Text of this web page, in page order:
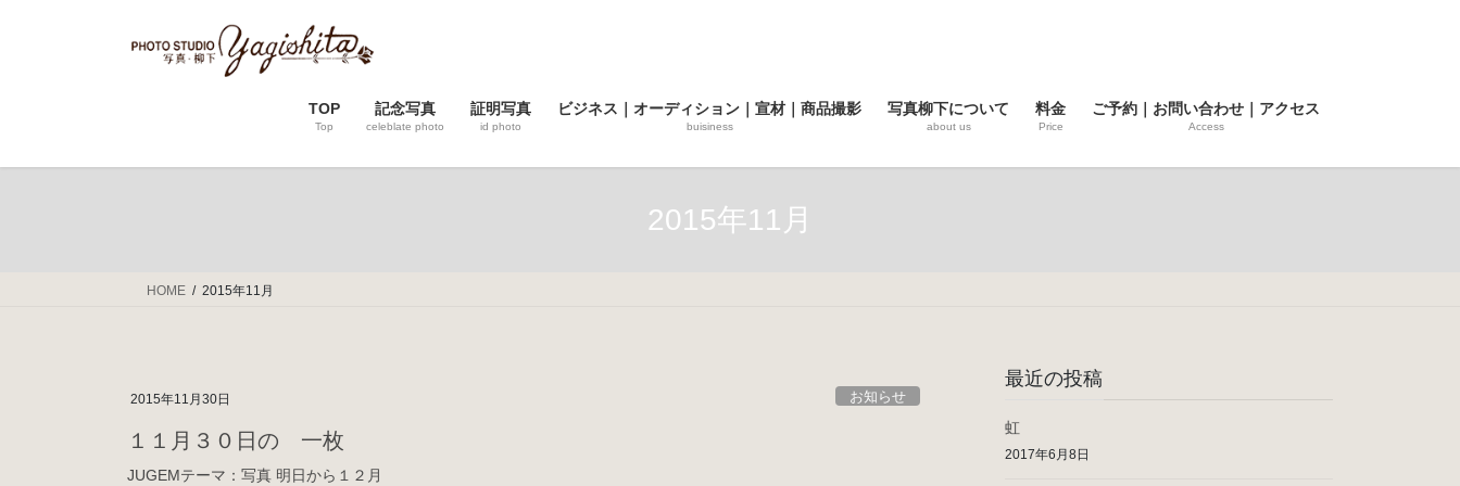
ス
ン
TOP
Top
記念写真
celeblate photo
証明写真
id photo
ビジネス｜オーディション｜宣材｜商品撮影
buisiness
写真柳下について
about us
料金
Price
ご予約｜お問い合わせ｜アクセス
Access
2015年11月
HOME 2015年11月
2015年11月30日 お知らせ
１１月３０日の 一枚
JUGEMテーマ：写真 明日から１２月
最近の投稿
虹
2017年6月8日